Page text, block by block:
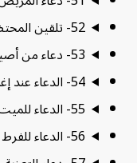
52- تلقين المحتضر
53- دعاء من أصيب بمصيبة
54- الدعاء عند إغماض الميت
55- الدعاء للميت في الصلاة عليه
56- الدعاء للفرط في الصلاة عليه